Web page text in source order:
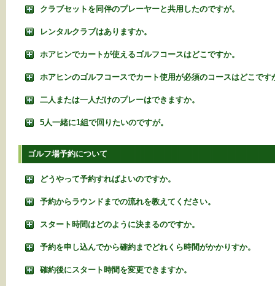
クラブセットを同伴のプレーヤーと共用したのですが。
レンタルクラブはありますか。
ホアヒンでカートが使えるゴルフコースはどこですか。
ホアヒンのゴルフコースでカート使用が必須のコースはどこです
二人または一人だけのプレーはできますか。
5人一緒に1組で回りたいのですが。
ゴルフ場予約について
どうやって予約すればよいのですか。
予約からラウンドまでの流れを教えてください。
スタート時間はどのように決まるのですか。
予約を申し込んでから確約までどれくら時間がかかりすか。
確約後にスタート時間を変更できますか。